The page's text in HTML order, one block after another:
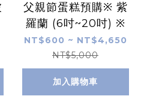
父親節蛋糕預購※ 紫
羅蘭 (6吋~20吋) ※
NT$600 ~ NT$4,650
NT$5,000
加入購物車